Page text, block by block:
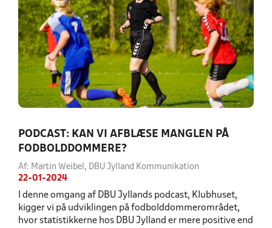
PODCAST: KAN VI AFBLÆSE MANGLEN PÅ
FODBOLDDOMMERE?
Af: Martin Weibel, DBU Jylland Kommunikation
22-01-2024
I denne omgang af DBU Jyllands podcast, Klubhuset,
kigger vi på udviklingen på fodbolddommerområdet,
hvor statistikkerne hos DBU Jylland er mere positive end